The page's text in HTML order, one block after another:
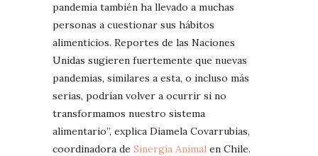
pandemia también ha llevado a muchas
personas a cuestionar sus hábitos
alimenticios. Reportes de las Naciones
Unidas sugieren fuertemente que nuevas
pandemias, similares a esta, o incluso más
serias, podrían volver a ocurrir si no
transformamos nuestro sistema
alimentario”, explica Diamela Covarrubias,
coordinadora de Sinergia Animal en Chile.